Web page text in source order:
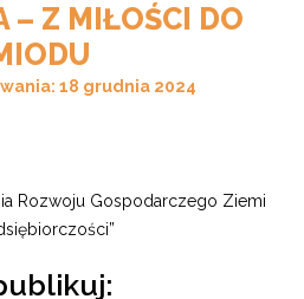
– Z MIŁOŚCI DO
18 grudnia 2024
Rozwoju Gospodarczego Ziemi